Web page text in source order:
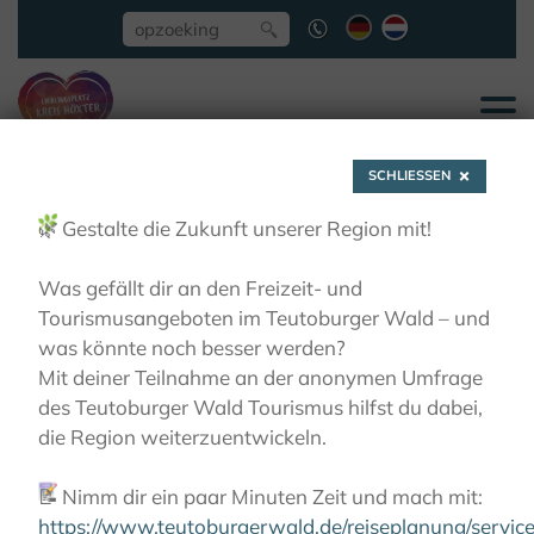
Mutter-Anna-
Pilgerweg Brakel
KLOOSTERS BELEVEN
OP BEDEVAART
MUTTER-ANNA-PILGERWEG BRAKEL
SCHLIESSEN
🌿 Gestalte die Zukunft unserer Region mit!
Was gefällt dir an den Freizeit- und
Tourismusangeboten im Teutoburger Wald – und
was könnte noch besser werden?
Mit deiner Teilnahme an der anonymen Umfrage
des Teutoburger Wald Tourismus hilfst du dabei,
die Region weiterzuentwickeln.
📝 Nimm dir ein paar Minuten Zeit und mach mit:
https://www.teutoburgerwald.de/reiseplanung/